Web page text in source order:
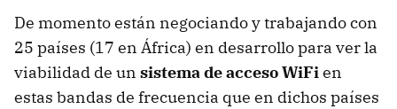
De momento están negociando y trabajando con
25 países (17 en África) en desarrollo para ver la
viabilidad de un sistema de acceso WiFien
estas bandas de frecuencia que en dichos países